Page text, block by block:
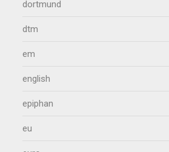
dortmund
dtm
em
english
epiphan
eu